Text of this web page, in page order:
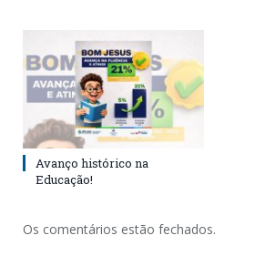
Avanço histórico na
Educação!
Os comentários estão fechados.